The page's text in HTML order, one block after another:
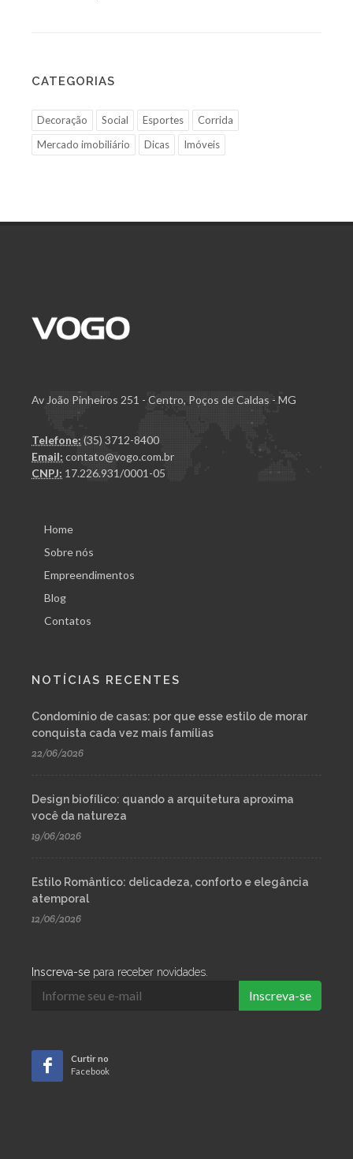
CATEGORIAS
Decoração Social Esportes
Corrida
Mercado imobiliário
Dicas Imóveis
Av João Pinheiros 251 - Centro, Poços de Caldas - MG
Telefone: (35) 3712-8400
Email: contato@vogo.com.br
CNPJ: 17.226.931/0001-05
Home
Sobre nós
Empreendimentos
Blog
Contatos
NOTÍCIAS RECENTES
Condomínio de casas: por que esse estilo de morar
conquista cada vez mais famílias
22/06/2026
Design biofílico: quando a arquitetura aproxima
você da natureza
19/06/2026
Estilo Romântico: delicadeza, conforto e elegância
atemporal
12/06/2026
Inscreva-se para receber novidades.
Inscreva-se
Curtir no
Facebook